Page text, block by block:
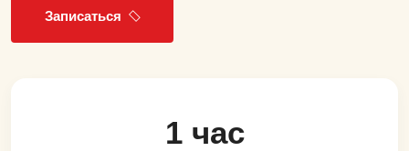
Записаться
1 час